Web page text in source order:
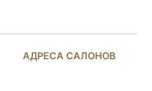
АДРЕСА САЛОНОВ